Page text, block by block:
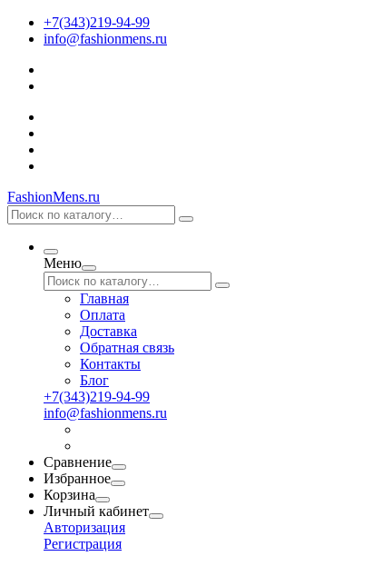
+7(343)219-94-99
info@fashionmens.ru
FashionMens.ru
Меню
Главная
Оплата
Доставка
Обратная связь
Контакты
Блог
+7(343)219-94-99
info@fashionmens.ru
Сравнение
Избранное
Корзина
Личный кабинет
Авторизация
Регистрация